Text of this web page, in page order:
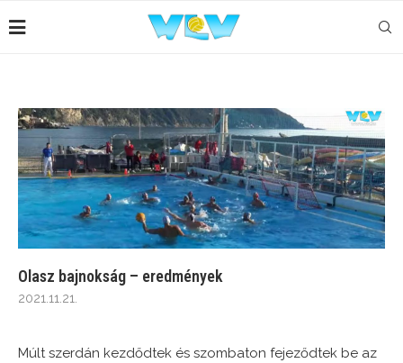
Olasz bajnokság – eredmények
2021.11.21.
Múlt szerdán kezdődtek és szombaton fejeződtek be az